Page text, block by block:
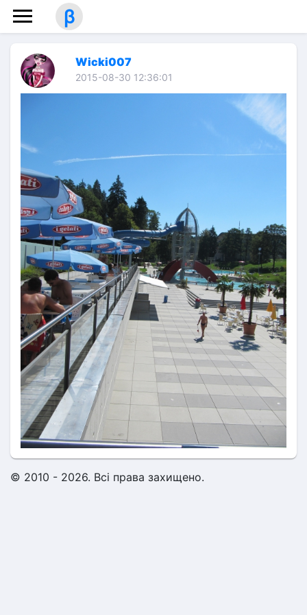
β
Wicki007
2015-08-30 12:36:01
© 2010 - 2026. Всі права захищено.